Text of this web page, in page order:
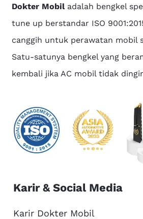
Dokter Mobiladalah bengkel
tune up berstandar ISO
canggih untuk perawatan mobil
Satu-satunya bengkel yang
kembali jika AC mobil tidak
Karir & Social Media
Karir Dokter Mobil